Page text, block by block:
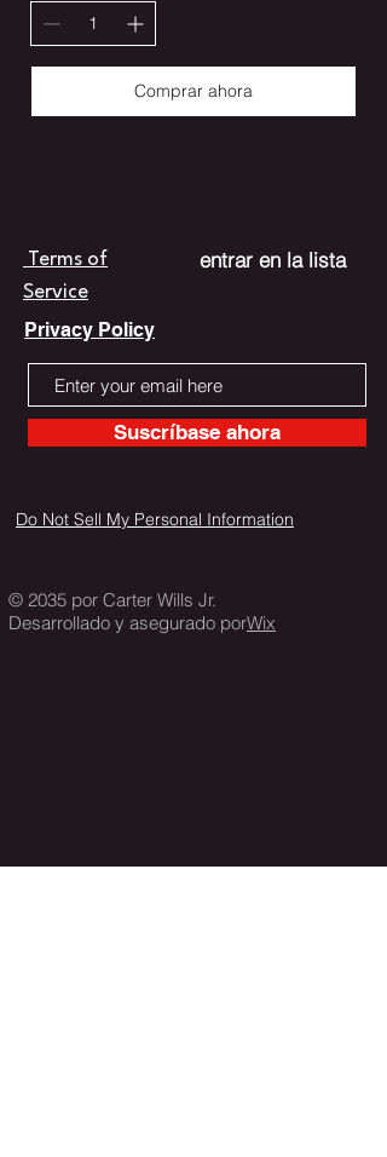
Comprar ahora
Terms of
Service
entrar en la lista
Privacy Policy
Suscríbase ahora
Do Not Sell My Personal Information
© 2035 por Carter Wills Jr.
Desarrollado y asegurado porWix